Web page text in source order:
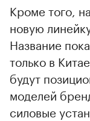
Кроме того,
новую
Название
только в
будут
моделей
силовые